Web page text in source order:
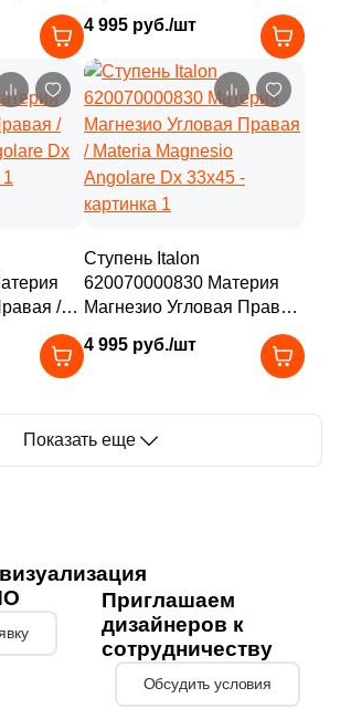
Dx
/ Materia Carbonio Angolare
Dx 33x45
4 995 руб./шт
/
Dx
Ступень Italon
620070000830 Материя
Магнезио Угловая Правая
Angolare Dx 33x45
4 995 руб./шт
Показать еще
Приглашаем
дизайнеров к
сотрудничеству
Обсудить условия